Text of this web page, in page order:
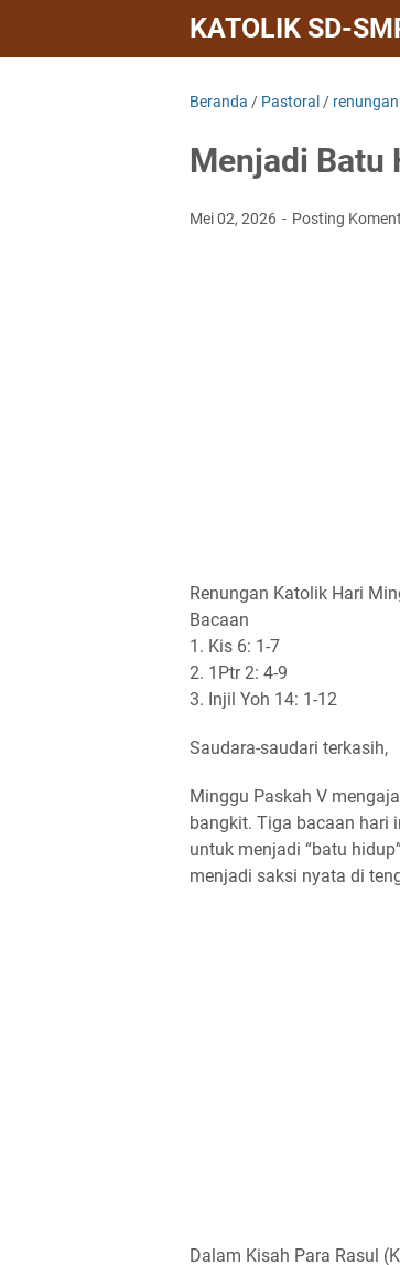
KATOLIK SD-
Beranda / Pastoral /
Menjadi Batu
Mei 02, 2026 Posting
Renungan Katolik Hari
Bacaan
1. Kis 6: 1-7
2. 1Ptr 2: 4-9
3. Injil Yoh 14: 1-12
Saudara-saudari terkasih,
Minggu Paskah V
bangkit. Tiga bacaan hari
untuk menjadi “batu
menjadi saksi nyata di
Dalam Kisah Para Rasul